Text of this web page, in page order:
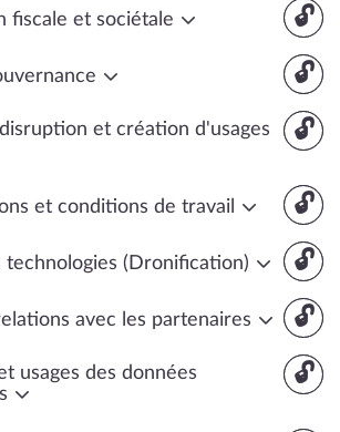
🔓
fiscale et sociétale
🔓
🔓
et création d'usages
🔓
et conditions de travail
🔓
technologies (Dronification)
🔓
avec les partenaires
🔓
usages des données